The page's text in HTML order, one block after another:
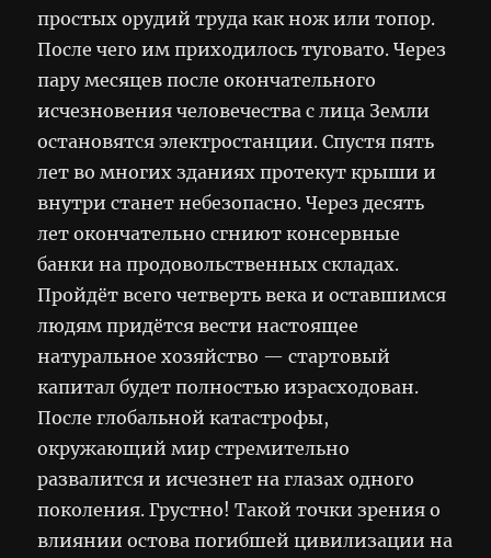
простых орудий труда как нож или топор.
После чего им приходилось туговато. Через
пару месяцев после окончательного
исчезновения человечества с лица Земли
остановятся электростанции. Спустя пять
лет во многих зданиях протекут крыши и
внутри станет небезопасно. Через десять
лет окончательно сгниют консервные
банки на продовольственных складах.
Пройдёт всего четверть века и оставшимся
людям придётся вести настоящее
натуральное хозяйство — стартовый
капитал будет полностью израсходован.
После глобальной катастрофы,
окружающий мир стремительно
развалится и исчезнет на глазах одного
поколения. Грустно! Такой точки зрения о
влиянии остова погибшей цивилизации на